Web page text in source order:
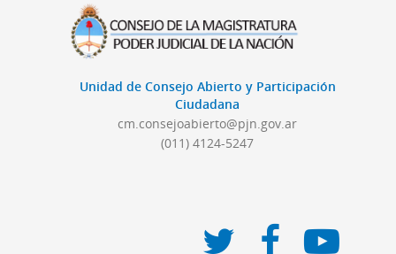
Unidad de Consejo Abierto y Participación
Ciudadana
cm.consejoabierto@pjn.gov.ar
(011) 4124-5247